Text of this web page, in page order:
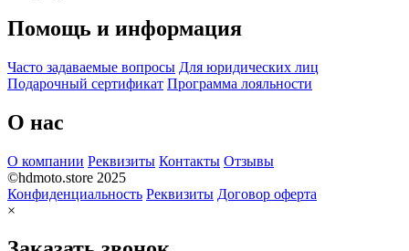
Помощь и информация
Часто задаваемые вопросы Для юридических лиц
Подарочный сертификат Программа лояльности
О нас
О компании Реквизиты Контакты Отзывы
©hdmoto.store 2025
Конфиденциальность Реквизиты Договор оферта
×